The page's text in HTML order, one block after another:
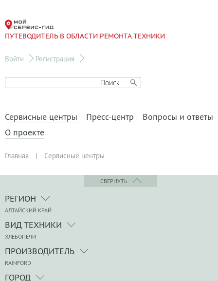
ПУТЕВОДИТЕЛЬ В ОБЛАСТИ РЕМОНТА ТЕХНИКИ
Войти Регистрация
Сервисные центры Пресс-центр
Вопросы и ответы
О проекте
Главная | Сервисные центры
СВЕРНУТЬ
РЕГИОН
АЛТАЙСКИЙ КРАЙ
ВИД ТЕХНИКИ
ХЛЕБОПЕЧИ
ПРОИЗВОДИТЕЛЬ
RAINFORD
ГОРОД